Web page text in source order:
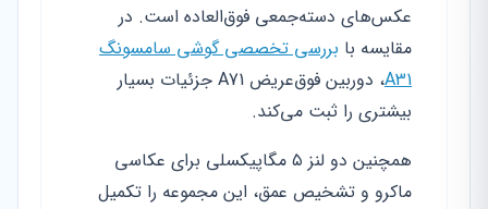
عکس‌های دسته‌جمعی فوق‌العاده است. در
مقایسه با بررسی تخصصی گوشی سامسونگ
A31
، دوربین فوق‌عریض A71 جزئیات بسیار
بیشتری را ثبت می‌کند.
همچنین دو لنز ۵ مگاپیکسلی برای عکاسی
ماکرو و تشخیص عمق، این مجموعه را تکمیل